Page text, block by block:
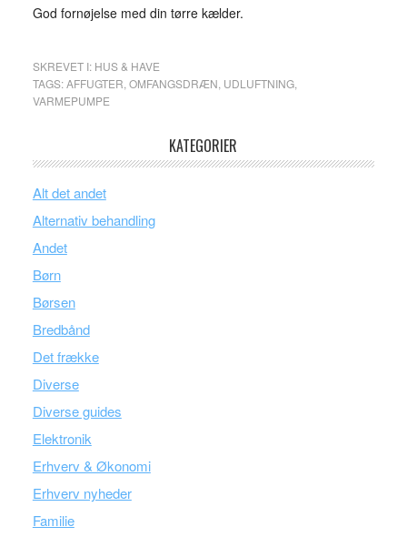
God fornøjelse med din tørre kælder.
SKREVET I: HUS & HAVE
TAGS:AFFUGTER OMFANGSDRÆN UDLUFTNING,
VARMEPUMPE
KATEGORIER
Alt det andet
Alternativ behandling
Andet
Børn
Børsen
Bredbånd
Det frække
Diverse
Diverse guides
Elektronik
Erhverv & Økonomi
Erhverv nyheder
Familie